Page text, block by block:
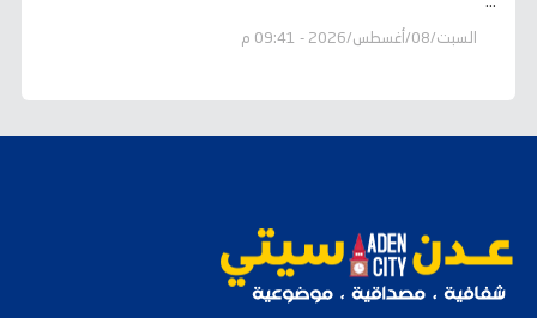
السبت/08/أغسطس/2026 - 09:41 م